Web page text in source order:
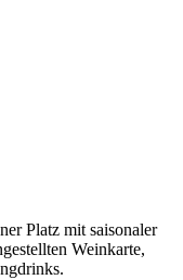
Platz mit saisonaler
Weinkarte,